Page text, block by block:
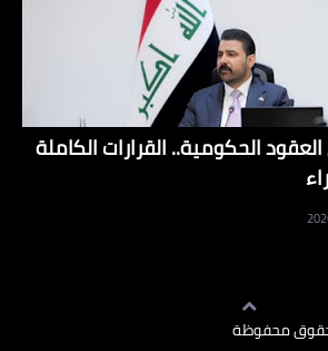
الحكومية.. القرارات الكاملة
محفوظة